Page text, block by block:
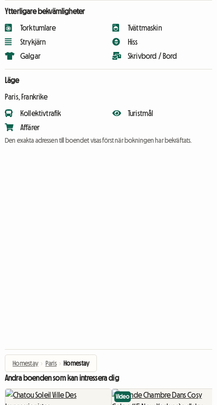
Ytterligare bekvämligheter
Torktumlare
Strykjärn
Galgar
Tvättmaskin
Hiss
Skrivbord / Bord
Läge
Paris, Frankrike
Kollektivtrafik
Affärer
Turistmål
Den exakta adressen till boendet visas först när bokningen har bekräftats.
Homestay › Paris › Homestay
Andra boenden som kan intressera dig
Video